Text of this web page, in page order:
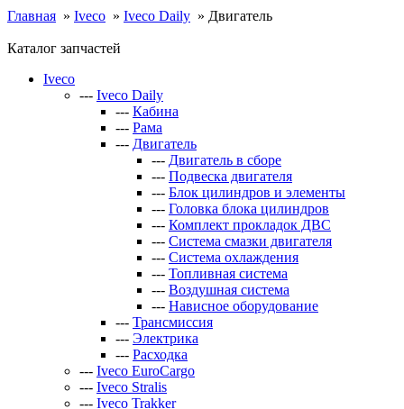
Главная » Iveco » Iveco Daily » Двигатель
Каталог запчастей
Iveco
--- Iveco Daily
--- Кабина
--- Рама
--- Двигатель
--- Двигатель в сборе
--- Подвеска двигателя
--- Блок цилиндров и элементы
--- Головка блока цилиндров
--- Комплект прокладок ДВС
--- Система смазки двигателя
--- Система охлаждения
--- Топливная система
--- Воздушная система
--- Нависное оборудование
--- Трансмиссия
--- Электрика
--- Расходка
--- Iveco EuroCargo
--- Iveco Stralis
--- Iveco Trakker